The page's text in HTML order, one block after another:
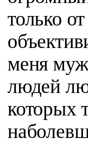
только от
меня
людей
которых